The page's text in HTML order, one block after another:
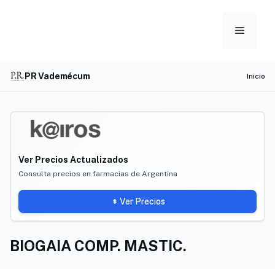
Menu
PR Vademécum Inicio
Ver Precios Actualizados
Consulta precios en farmacias de Argentina
Ver Precios
BIOGAIA COMP. MASTIC.